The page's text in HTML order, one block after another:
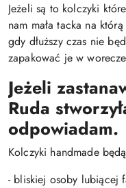
Jeżeli są to kolczyki
nam mała tacka na
gdy dłuższy czas nie
zapakować je w
Jeżeli
Ruda
odpowiadam.
Kolczyki handmade
- bliskiej osoby lubiącej